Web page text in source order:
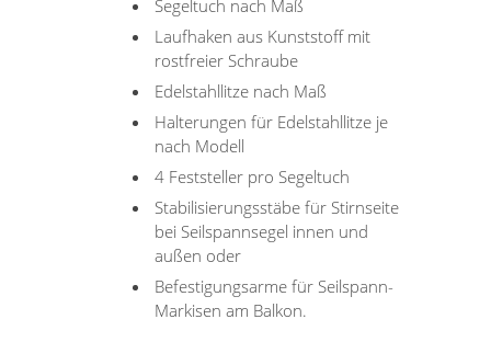
Segeltuch nach Maß
Laufhaken aus Kunststoff mit
rostfreier Schraube
Edelstahllitze nach Maß
Halterungen für Edelstahllitze je
nach Modell
4 Feststeller pro Segeltuch
Stabilisierungsstäbe für Stirnseite
bei Seilspannsegel innen und
außen oder
Befestigungsarme für Seilspann-
Markisen am Balkon.